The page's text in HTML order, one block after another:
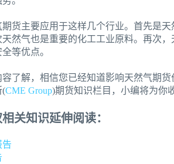
货主要应用于这样几个行业。首先是
然气也是重要的化工工业原料。再次
等优点。
了解，相信您已经知道影响天然气期
(CME Group)期货知识栏目，小编将为你
关知识延伸阅读：
告